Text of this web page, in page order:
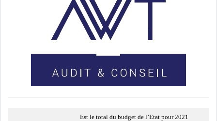
ANALYSE MARCHÉ
SONDAGES
COMMUNIQUÉS DE
HEBDOMADAIRE...
Est le total du budget de l’Etat pour 2021